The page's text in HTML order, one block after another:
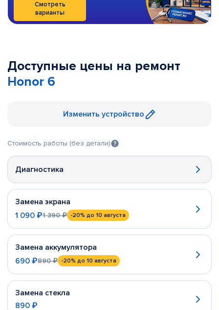
Смотреть
варианты
Доступные цены на ремонт
Honor 6
Изменить устройство
Стоимость работы (без детали)
Диагностика
Замена экрана
1 090 ₽1 390 ₽ -20% до 10 августа
Замена аккумулятора
690 ₽890 ₽ -20% до 10 августа
Замена стекла
890 ₽